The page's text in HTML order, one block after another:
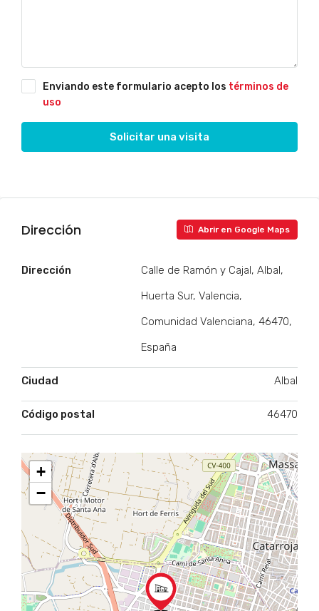
Enviando este formulario acepto los términos de
uso
Solicitar una visita
Dirección Abrir en Google Maps
Dirección
Calle de Ramón y Cajal, Albal,
Huerta Sur, Valencia,
Comunidad Valenciana, 46470,
España
Ciudad Albal
Código postal 46470
+
−